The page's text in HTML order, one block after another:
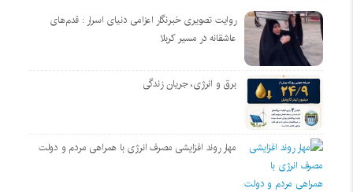
روایت تصویری خبرنگار اعزامی دنیای اسرار : قدم‌های
عاشقانه در مسیر کربلا
برق و انرژی، جریان زندگی
مهار روند افزایشی مصرف انرژی با همراهی مردم و دولت